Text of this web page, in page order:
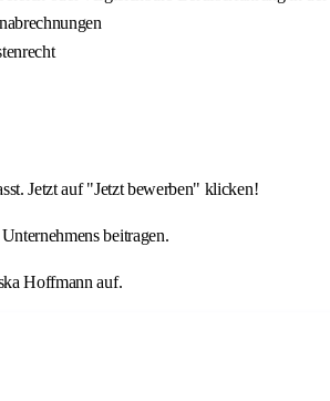
Jetzt auf "Jetzt bewerben" klicken!
beitragen.
Hoffmann auf.